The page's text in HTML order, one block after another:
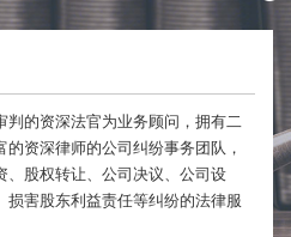
判的资深法官为业务顾问，拥有二
资深律师的公司纠纷事务团队，
、股权转让、公司决议、公司设
损害股东利益责任等纠纷的法律服